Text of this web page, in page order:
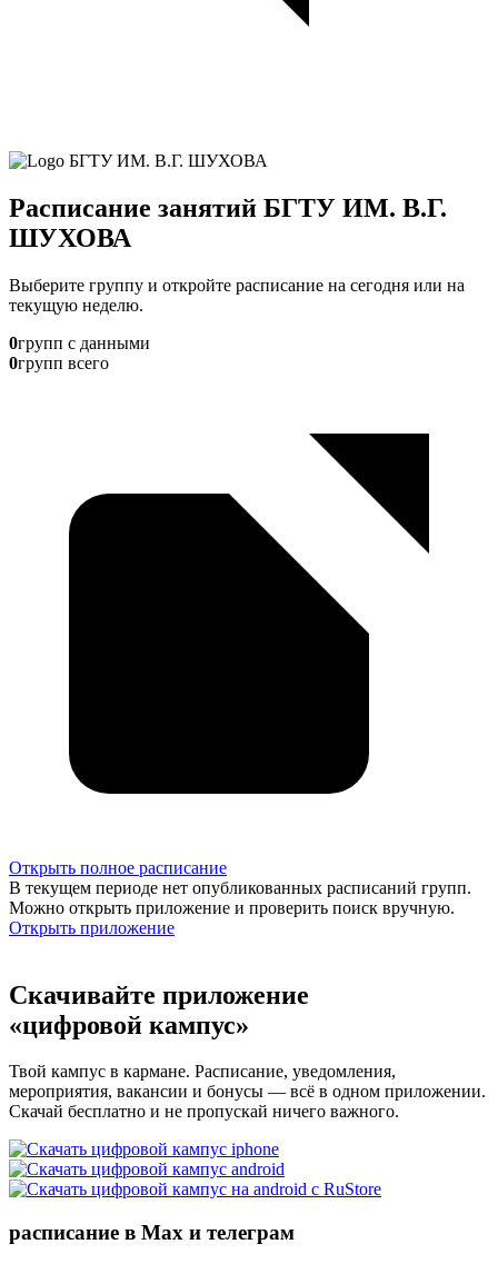
Расписание занятий БГТУ ИМ. В.Г.
ШУХОВА
Выберите группу и откройте расписание на сегодня или на
текущую неделю.
0групп с данными
0групп всего
Открыть полное расписание
В текущем периоде нет опубликованных расписаний групп.
Можно открыть приложение и проверить поиск вручную.
Открыть приложение
Скачивайте приложение
«цифровой кампус»
Твой кампус в кармане. Расписание, уведомления,
мероприятия, вакансии и бонусы — всё в одном приложении.
Скачай бесплатно и не пропускай ничего важного.
расписание в Max и телеграм